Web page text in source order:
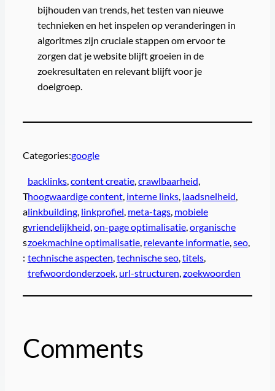
bijhouden van trends, het testen van nieuwe
technieken en het inspelen op veranderingen in
algoritmes zijn cruciale stappen om ervoor te
zorgen dat je website blijft groeien in de
zoekresultaten en relevant blijft voor je
doelgroep.
Categories:google
T
a
g
s
:
backlinks, content creatie, crawlbaarheid
hoogwaardige content, interne links, laadsnelheid
linkbuilding, linkprofiel meta-tags, mobiele
vriendelijkheid on-page optimalisatie, organische
zoekmachine optimalisatie, relevante informatie, seo
technische aspecten technische seo, titels
trefwoordonderzoek, url-structuren zoekwoorden
Comments